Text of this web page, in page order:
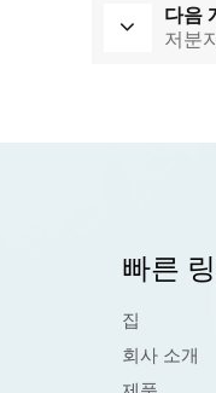
다음
저분
빠른
집
회사 소개